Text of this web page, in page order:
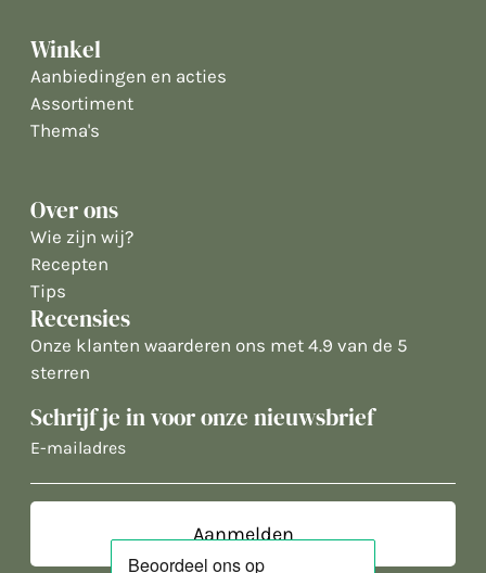
Winkel
Aanbiedingen en acties
Assortiment
Thema's
Over ons
Wie zijn wij?
Recepten
Tips
Recensies
Onze klanten waarderen ons met 4.9 van de 5
sterren
Schrijf je in voor onze nieuwsbrief
E-